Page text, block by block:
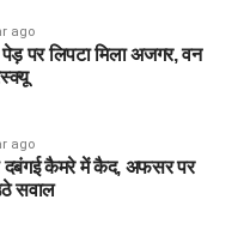
ago
पेड़ पर लिपटा मिला अजगर, वन
ago
दबंगई कैमरे में कैद, अफसर पर
सवाल